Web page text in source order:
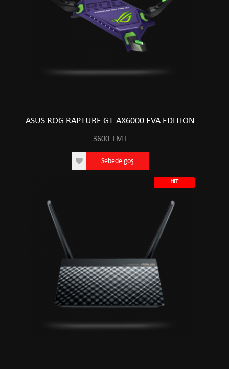
ASUS ROG RAPTURE GT-AX6000 EVA EDITION
3600 TMT
Sebede goş
HIT